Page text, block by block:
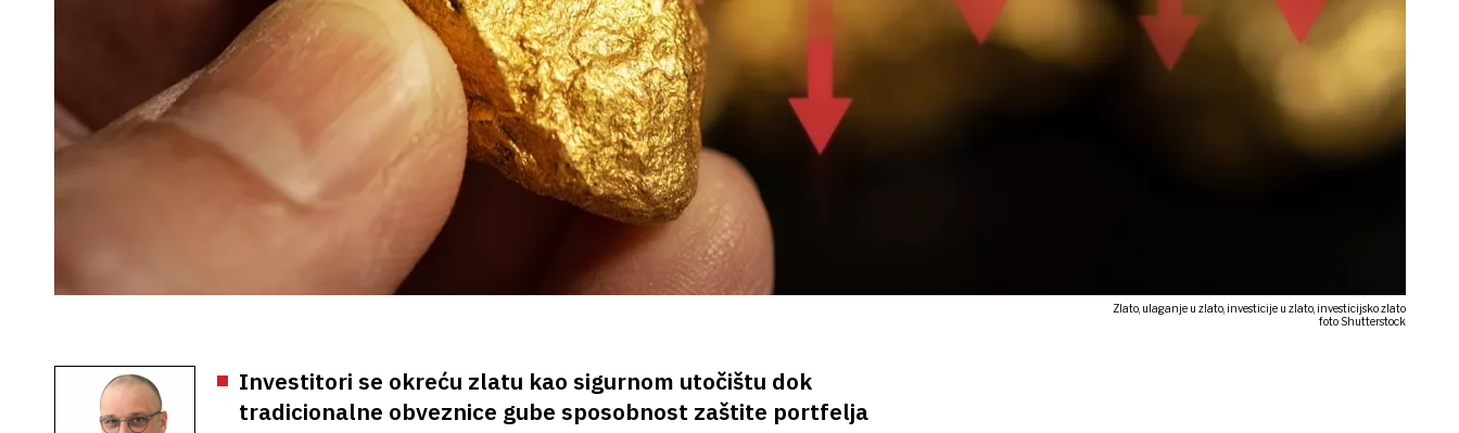
Zlato, ulaganje u zlato, investicije u zlato, investicijsko zlato
foto Shutterstock
Investitori se okreću zlatu kao sigurnom utočištu dok
tradicionalne obveznice gube sposobnost zaštite portfelja